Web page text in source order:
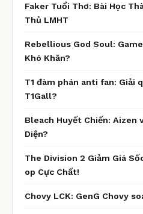
Faker Tuổi Thơ: Bài Học
Thủ LMHT
Rebellious God Soul:
Khó Khăn?
T1 đàm phán anti fan: Giải
T1Gall?
Bleach Huyết Chiến: Aizen
Diện?
The Division 2 Giảm Giá
op Cực Chất!
Chovy LCK: GenG Chovy